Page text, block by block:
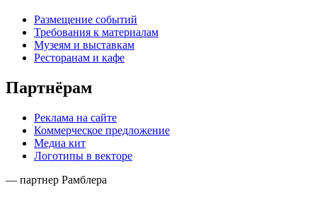
Размещение событий
Требования к материалам
Музеям и выставкам
Ресторанам и кафе
Партнёрам
Реклама на сайте
Коммерческое предложение
Медиа кит
Логотипы в векторе
— партнер Рамблера